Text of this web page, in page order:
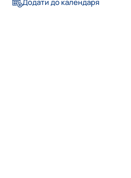
Додати до календаря